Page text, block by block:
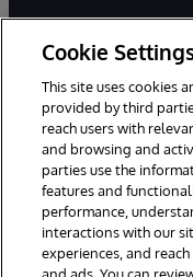
twitter
© 1996-2022
direitos reservados.
Avisos/Termos &
Cookie
This site uses cookies
provided by third
reach users with
and browsing and
parties use the
features and
performance,
interactions with our
experiences, and